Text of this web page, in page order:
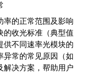
率的正常范围及影响
的收光标准（典型值
供不同速率光模块的
异常的常见原因（如
解决方案，帮助用户